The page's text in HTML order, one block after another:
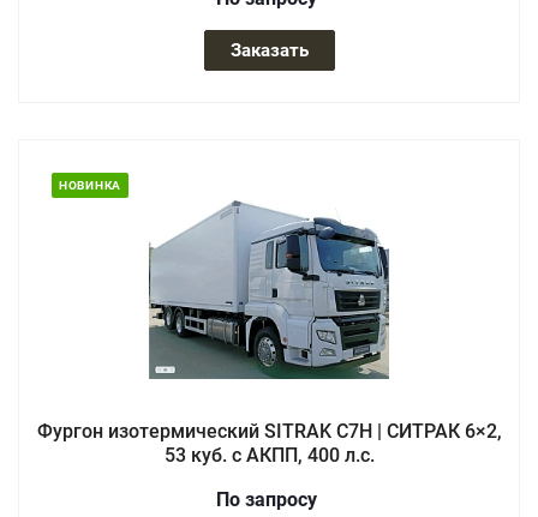
Заказать
НОВИНКА
Фургон изотермический SITRAK C7H | СИТРАК 6×2,
53 куб. с АКПП, 400 л.с.
По запросу